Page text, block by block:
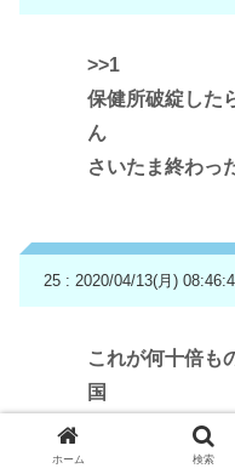
>>1
保健所破綻した
ん
さいたま終わっ
25 : 2020/04/13(月)
これが何十倍も
国
ホーム 検索